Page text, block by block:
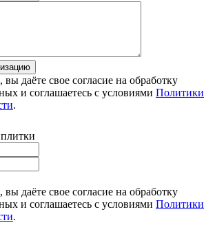
даёте свое согласие на обработку
и соглашаетесь с условиями Политики
.
плитки
даёте свое согласие на обработку
и соглашаетесь с условиями Политики
.